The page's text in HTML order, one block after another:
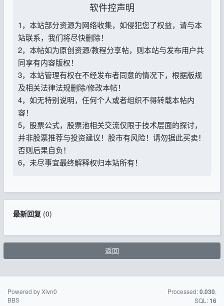
软件控声明
1，本站部分资源为网络收集，如侵犯您了权益，请与本
站联系，我们将尽快删除！
2，本帖如为原创资源/教程分享帖，则本站与发布用户共
同享有内容版权！
3，本站管理有权在不经发布者同意的情况下，根据版规
及相关法律法规删除/修改本帖！
4，如无特别说明，任何个人或者组织不得转载本帖内
容！
5，股票公式，股票池相关交流仅限于技术层面的探讨，
并非股票推荐与投资建议！股市有风险！请勿据此买卖！
否则后果自负！
6，未尽事宜最终解释权归本站所有！
最新回复(0)
返回
Powered by Xivn0
BBS
Processed:0.030,
SQL:16